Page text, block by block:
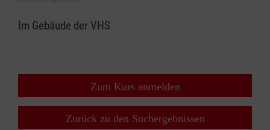
⇧
Im Gebäude der VHS
Zum Kurs anmelden
Zurück zu den Suchergebnissen